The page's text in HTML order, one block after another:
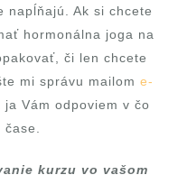
napĺňajú. Ak si chcete
hormonálna joga na
či len chcete
mi správu mailom e-
ja Vám odpoviem v čo
kurzu vo vašom